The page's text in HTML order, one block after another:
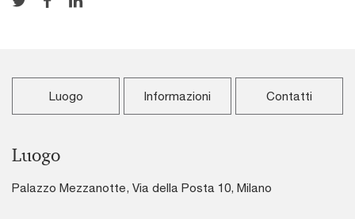
Luogo Informazioni Contatti
Luogo
Palazzo Mezzanotte, Via della Posta 10, Milano